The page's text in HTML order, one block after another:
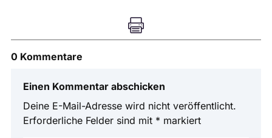

0 Kommentare
Einen Kommentar abschicken
Deine E-Mail-Adresse wird nicht veröffentlicht.
Erforderliche Felder sind mit * markiert